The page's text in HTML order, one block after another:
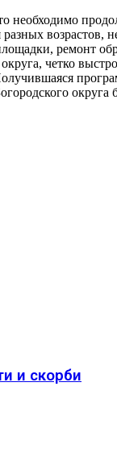
возрастов,
ремонт
четко
и скорби